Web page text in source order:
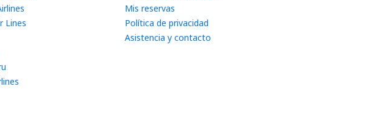
Lines
Mis reservas
Política de privacidad
Asistencia y contacto